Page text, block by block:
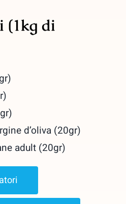
(1kg di
d’oliva (20gr)
adult (20gr)